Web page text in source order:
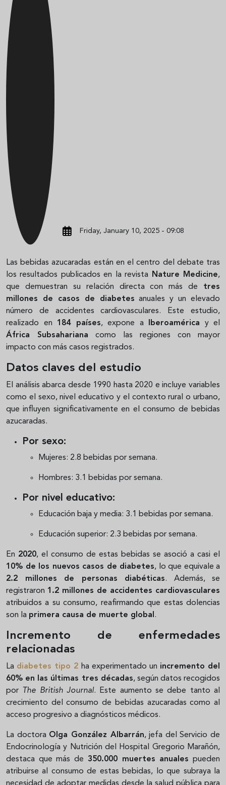
Friday, January 10, 2025 - 09:08
Las bebidas azucaradas están en el centro del debate tras
los resultados publicados en la revista
Nature Medicine,
que demuestran su relación directa con más de tres
millones de casos de diabetes anuales y un elevado
número de accidentes cardiovasculares. Este estudio,
realizado en 184 países, expone a Iberoamérica y el
África Subsahariana como las regiones con mayor
impacto con más casos registrados.
Datos claves del estudio
El análisis abarca desde 1990 hasta 2020 e incluye variables
como el sexo, nivel educativo y el contexto rural o urbano,
que influyen significativamente en el consumo de bebidas
azucaradas.
Por sexo:
Mujeres: 2.8 bebidas por semana.
Hombres: 3.1 bebidas por semana.
Por nivel educativo:
Educación baja y media: 3.1 bebidas por semana.
Educación superior: 2.3 bebidas por semana.
En 2020, el consumo de estas bebidas se asoció a casi el
10% de los nuevos casos de diabetes, lo que equivale a
2.2 millones de personas diabéticas. Además, se
registraron 1.2 millones de accidentes cardiovasculares
atribuidos a su consumo, reafirmando que estas dolencias
son la primera causa de muerte global .
Incremento de enfermedades
relacionadas
La diabetes tipo 2 ha experimentado un incremento del
60% en las últimas tres décadas, según datos recogidos
por
The British Journal. Este aumento se debe tanto al
crecimiento del consumo de bebidas azucaradas como al
acceso progresivo a diagnósticos médicos.
La doctora Olga González Albarrán, jefa del Servicio de
Endocrinología y Nutrición del Hospital Gregorio Marañón,
destaca que más de 350.000 muertes anuales pueden
atribuirse al consumo de estas bebidas, lo que subraya la